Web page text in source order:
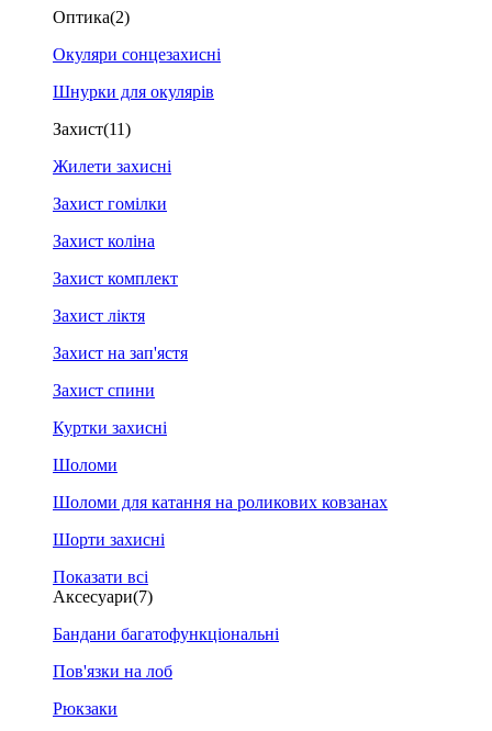
Оптика(2)
Окуляри сонцезахисні
Шнурки для окулярів
Захист(11)
Жилети захисні
Захист гомілки
Захист коліна
Захист комплект
Захист ліктя
Захист на зап'ястя
Захист спини
Куртки захисні
Шоломи
Шоломи для катання на роликових ковзанах
Шорти захисні
Показати всі
Аксесуари(7)
Бандани багатофункціональні
Пов'язки на лоб
Рюкзаки